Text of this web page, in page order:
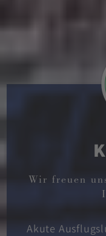
Wir freuen
Akute